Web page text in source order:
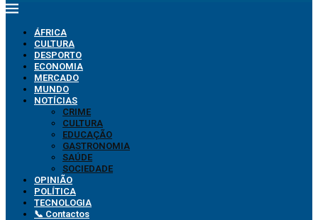
ÁFRICA
CULTURA
DESPORTO
ECONOMIA
MERCADO
MUNDO
NOTÍCIAS
CRIME
CULTURA
EDUCAÇÃO
GASTRONOMIA
SAÚDE
SOCIEDADE
OPINIÃO
POLÍTICA
TECNOLOGIA
📞 Contactos